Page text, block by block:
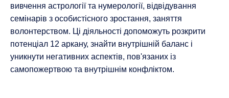
вивчення астрології та нумерології, відвідування
семінарів з особистісного зростання, заняття
волонтерством. Ці діяльності допоможуть розкрити
потенціал 12 аркану, знайти внутрішній баланс і
уникнути негативних аспектів, пов'язаних із
самопожертвою та внутрішнім конфліктом.